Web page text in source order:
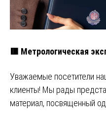
🟥 Метрологическая
Уважаемые посетители
клиенты! Мы рады
материал, посвященный